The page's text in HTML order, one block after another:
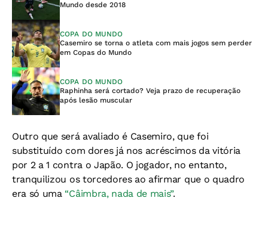
Mundo desde 2018
COPA DO MUNDO
Casemiro se torna o atleta com mais jogos sem perder
em Copas do Mundo
COPA DO MUNDO
Raphinha será cortado? Veja prazo de recuperação
após lesão muscular
Outro que será avaliado é Casemiro, que foi
substituído com dores já nos acréscimos da vitória
por 2 a 1 contra o Japão. O jogador, no entanto,
tranquilizou os torcedores ao afirmar que o quadro
era só uma“Câimbra, nada de mais”.